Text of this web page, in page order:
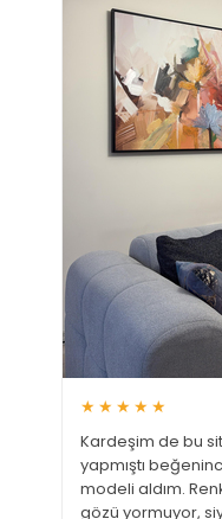
★★★★★
Kardeşim de bu
yapmıştı
modeli aldım.
gözü yormuyor,